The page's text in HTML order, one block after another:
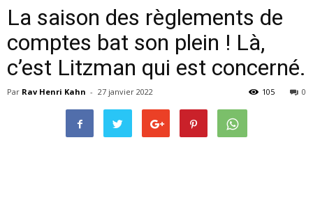
La saison des règlements de
comptes bat son plein ! Là,
c’est Litzman qui est concerné.
Par Rav Henri Kahn - 27 janvier 2022 0
105